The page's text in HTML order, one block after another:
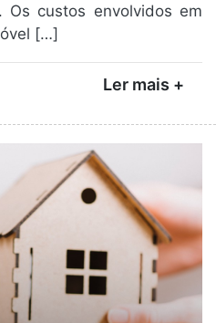
Os custos envolvidos em
[…]
Ler mais +